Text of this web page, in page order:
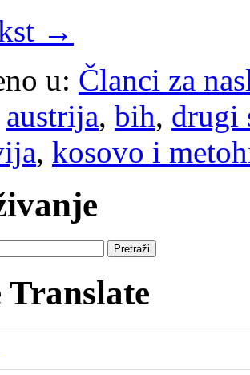
→
u: Članci za
austrija, bih, drugi
, kosovo i
Translate